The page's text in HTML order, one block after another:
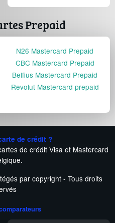
Prepaid
N26 Mastercard Prepaid
CBC Mastercard Prepaid
Belfius Mastercard Prepaid
Revolut Mastercard prepaid
de crédit ?
de crédit Visa et Mastercard
par copyright - Tous droits